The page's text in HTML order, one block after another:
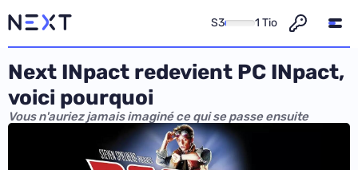
S3 1 Tio
Next INpact redevient PC INpact,
voici pourquoi
Vous n'auriez jamais imaginé ce qui se passe ensuite